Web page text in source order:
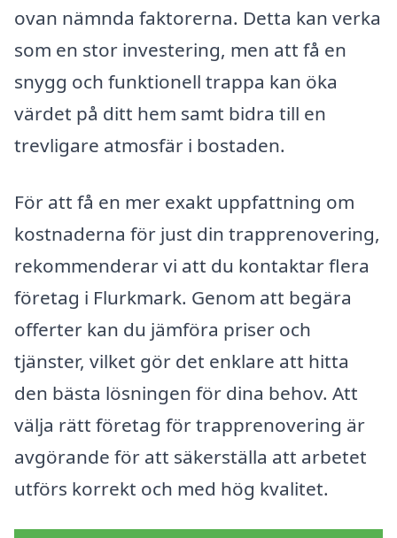
ovan nämnda faktorerna. Detta kan verka
som en stor investering, men att få en
snygg och funktionell trappa kan öka
värdet på ditt hem samt bidra till en
trevligare atmosfär i bostaden.
För att få en mer exakt uppfattning om
kostnaderna för just din trapprenovering,
rekommenderar vi att du kontaktar flera
företag i Flurkmark. Genom att begära
offerter kan du jämföra priser och
tjänster, vilket gör det enklare att hitta
den bästa lösningen för dina behov. Att
välja rätt företag för trapprenovering är
avgörande för att säkerställa att arbetet
utförs korrekt och med hög kvalitet.